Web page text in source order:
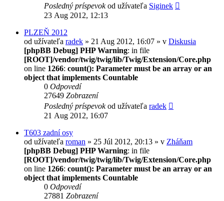
Posledný príspevokod užívateľa Siginek
23 Aug 2012, 12:13
PLZEŇ 2012
od užívateľa radek » 21 Aug 2012, 16:07 » v Diskusia
[phpBB Debug] PHP Warning: in file
[ROOT]/vendor/twig/twig/lib/Twig/Extension/Core.php
on line 1266: count(): Parameter must be an array or an
object that implements Countable
0 Odpovedí
27649 Zobrazení
Posledný príspevokod užívateľa radek
21 Aug 2012, 16:07
T603 zadní osy
od užívateľa roman » 25 Júl 2012, 20:13 » v Zháňam
[phpBB Debug] PHP Warning: in file
[ROOT]/vendor/twig/twig/lib/Twig/Extension/Core.php
on line 1266: count(): Parameter must be an array or an
object that implements Countable
0 Odpovedí
27881 Zobrazení